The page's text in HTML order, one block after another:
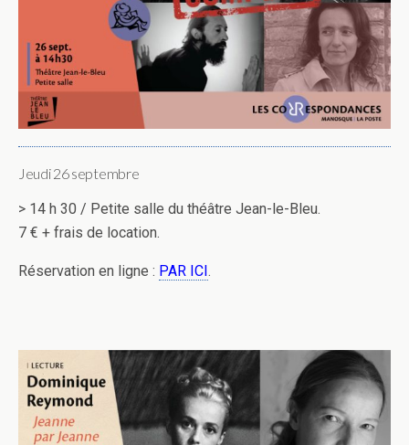
Jeudi 26 septembre
> 14 h 30 / Petite salle du théâtre Jean-le-Bleu.
7 € + frais de location.
Réservation en ligne : PAR ICI.